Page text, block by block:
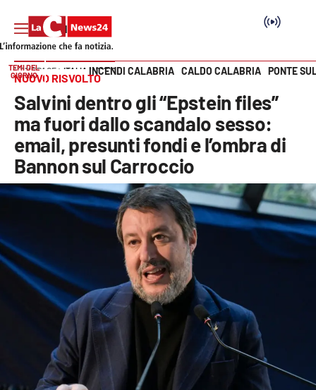
SEZIONI
Cronaca
Politica
Economia e lavoro
Italia Mondo
Sanità
Sport
Vai
TEMI DEL
GIORNO
INCENDI CALABRIA CALDO CALABRIA PONTE
HOME PAGE ITALIA MONDO
NUOVO RISVOLTO
Salvini dentro gli “Epstein files”
ma fuori dallo scandalo sesso:
email, presunti fondi e l’ombra di
Bannon sul Carroccio